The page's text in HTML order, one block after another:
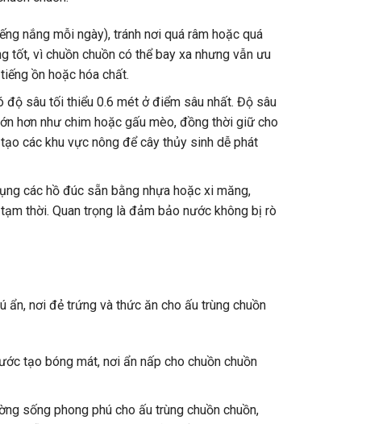
nắng mỗi ngày), tránh nơi quá râm hoặc quá
tốt, vì chuồn chuồn có thể bay xa nhưng vẫn ưu
ồn hoặc hóa chất.
độ sâu tối thiểu 0.6 mét ở điểm sâu nhất. Độ sâu
hơn như chim hoặc gấu mèo, đồng thời giữ cho
các khu vực nông để cây thủy sinh dễ phát
các hồ đúc sẵn bằng nhựa hoặc xi măng,
thời. Quan trọng là đảm bảo nước không bị rò
ẩn, nơi đẻ trứng và thức ăn cho ấu trùng chuồn
tạo bóng mát, nơi ẩn nấp cho chuồn chuồn
sống phong phú cho ấu trùng chuồn chuồn,